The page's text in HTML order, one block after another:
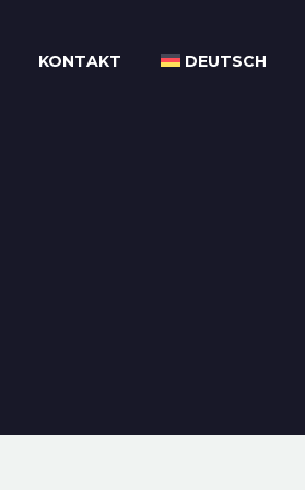
KONTAKT DEUTSCH